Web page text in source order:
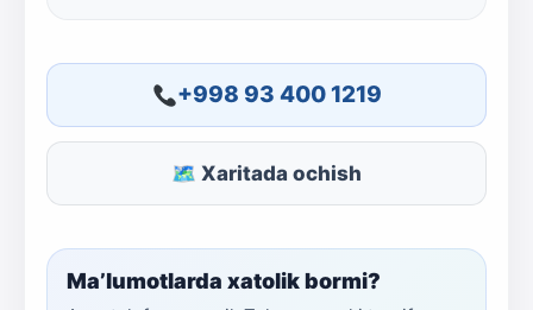
+998 93 400 1219
🗺 Xaritada ochish
Ma’lumotlarda xatolik bormi?